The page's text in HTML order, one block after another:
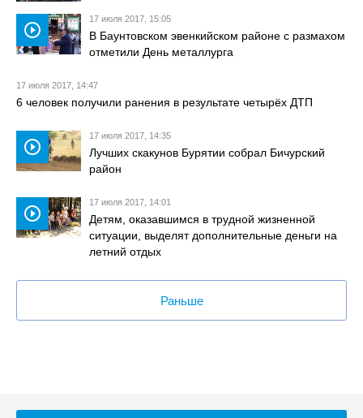
play_circle_outline
17 июля 2017, 15:05
В Баунтовском эвенкийском районе с размахом
отметили День металлурга
17 июля 2017, 14:47
6 человек получили ранения в результате четырёх ДТП
play_circle_outline
17 июля 2017, 14:35
Лучших скакунов Бурятии собрал Бичурский
район
play_circle_outline
17 июля 2017, 14:01
Детям, оказавшимся в трудной жизненной
ситуации, выделят дополнительные деньги на
летний отдых
Раньше